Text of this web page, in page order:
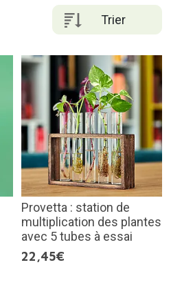
Trier
Provetta : station de
multiplication des plantes
avec 5 tubes à essai
22,45€